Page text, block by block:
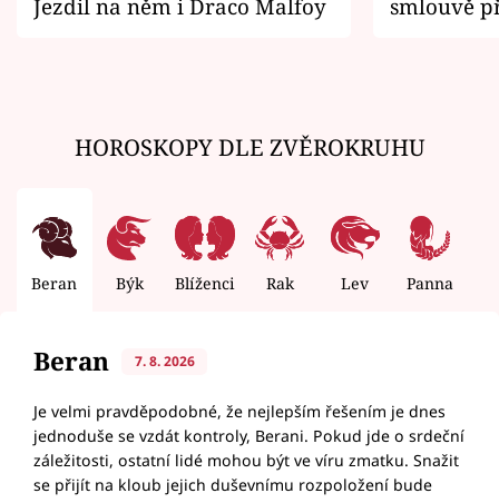
Jezdil na něm i Draco Malfoy
smlouvě
HOROSKOPY DLE ZVĚROKRUHU
Beran Býk Blíženci Rak Lev Panna
Beran 7. 8. 2026
Je velmi pravděpodobné, že nejlepším řešením je dnes
jednoduše se vzdát kontroly, Berani. Pokud jde o srdeční
záležitosti, ostatní lidé mohou být ve víru zmatku. Snažit
se přijít na kloub jejich duševnímu rozpoložení bude